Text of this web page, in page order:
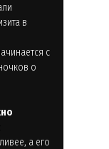
в
с
о
а его